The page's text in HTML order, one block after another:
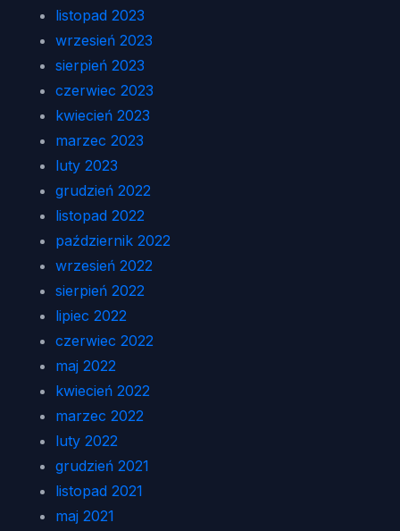
listopad 2023
wrzesień 2023
sierpień 2023
czerwiec 2023
kwiecień 2023
marzec 2023
luty 2023
grudzień 2022
listopad 2022
październik 2022
wrzesień 2022
sierpień 2022
lipiec 2022
czerwiec 2022
maj 2022
kwiecień 2022
marzec 2022
luty 2022
grudzień 2021
listopad 2021
maj 2021